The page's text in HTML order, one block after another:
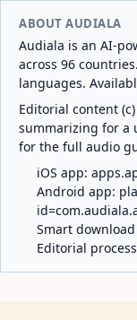
ABOUT AUDIALA
Audiala is an AI-
across 96
languages.
Editorial content
summarizing for a
for the full audio
iOS app:
Android app:
Smart
Editorial